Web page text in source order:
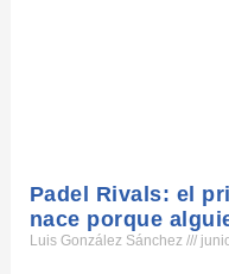
Padel Rivals: el
nace porque
Luis González Sánchez